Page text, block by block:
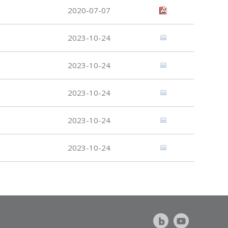
2020-07-07
2023-10-24
2023-10-24
2023-10-24
2023-10-24
2023-10-24